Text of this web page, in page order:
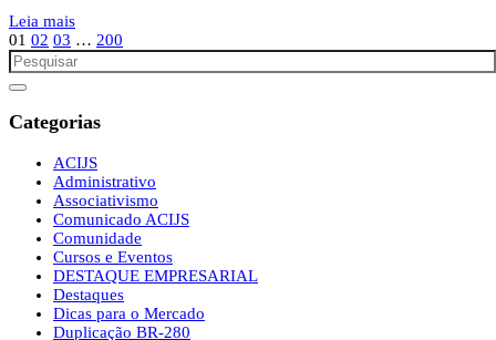
Leia mais
01 02 03 … 200
Categorias
ACIJS
Administrativo
Associativismo
Comunicado ACIJS
Comunidade
Cursos e Eventos
DESTAQUE EMPRESARIAL
Destaques
Dicas para o Mercado
Duplicação BR-280